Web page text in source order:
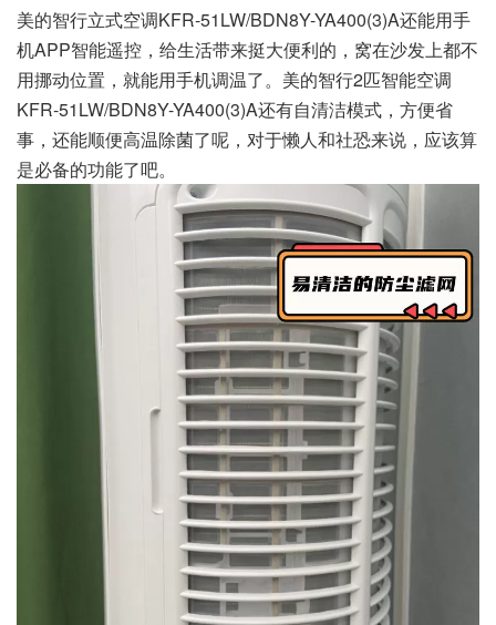
美的智行立式空调KFR-51LW/BDN8Y-YA400(3)A还能用手
机APP智能遥控，给生活带来挺大便利的，窝在沙发上都不
用挪动位置，就能用手机调温了。美的智行2匹智能空调
KFR-51LW/BDN8Y-YA400(3)A还有自清洁模式，方便省
事，还能顺便高温除菌了呢，对于懒人和社恐来说，应该算
是必备的功能了吧。